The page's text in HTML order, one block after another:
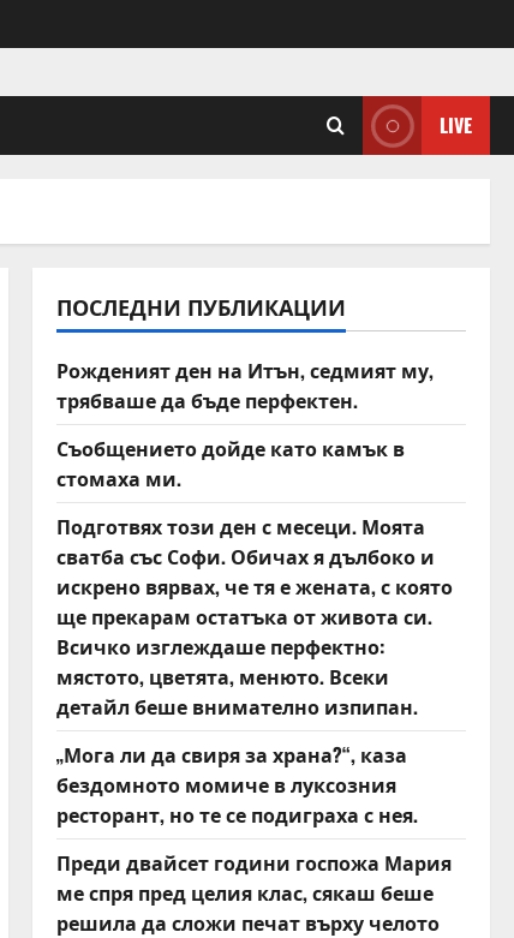
LIVE
ПОСЛЕДНИ ПУБЛИКАЦИИ
Рожденият ден на Итън, седмият му,
трябваше да бъде перфектен.
Съобщението дойде като камък в
стомаха ми.
Подготвях този ден с месеци. Моята
сватба със Софи. Обичах я дълбоко и
искрено вярвах, че тя е жената, с която
ще прекарам остатъка от живота си.
Всичко изглеждаше перфектно:
мястото, цветята, менюто. Всеки
детайл беше внимателно изпипан.
„Мога ли да свиря за храна?“, каза
бездомното момиче в луксозния
ресторант, но те се подиграха с нея.
Преди двайсет години госпожа Мария
ме спря пред целия клас, сякаш беше
решила да сложи печат върху челото